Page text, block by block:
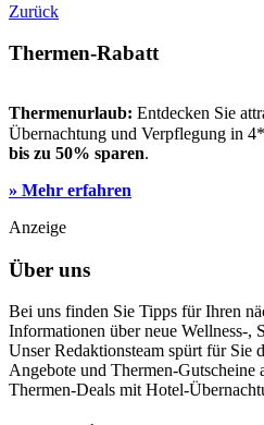
Zurück
Thermen-Rabatt
Thermenurlaub: Entdecken Sie
Übernachtung und Verpflegung in
bis zu 50% sparen.
» Mehr erfahren
Anzeige
Über uns
Bei uns finden Sie Tipps für Ihren
Informationen über neue Wellness-,
Unser Redaktionsteam spürt für Sie
Angebote und Thermen-Gutscheine
Thermen-Deals mit Hotel-